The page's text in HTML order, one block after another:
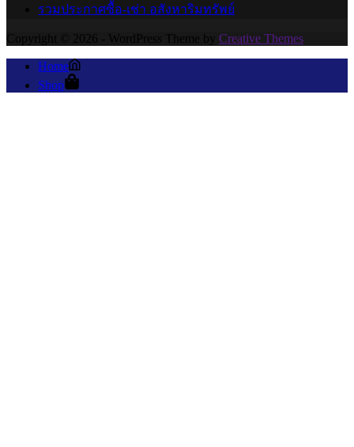
รวมประกาศซื้อ-เช่า อสังหาริมทรัพย์
Copyright © 2026 - WordPress Theme by Creative Themes
Home
Shop